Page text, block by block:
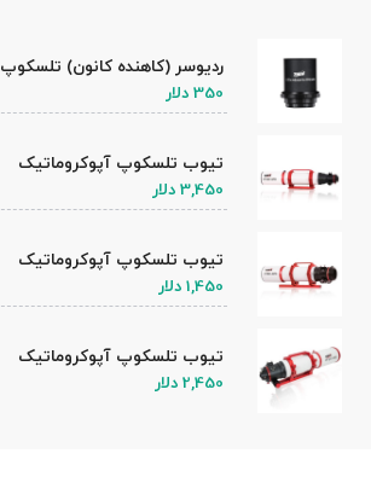
ردیوسر (کاهنده کانون) تلسکوپ
های ZWO
350 دلار
تیوب تلسکوپ آپوکروماتیک
ZWO FF130-APO
3,450 دلار
تیوب تلسکوپ آپوکروماتیک
ZWO FF80-APO
1,450 دلار
تیوب تلسکوپ آپوکروماتیک
ZWO FF107-APO
2,450 دلار